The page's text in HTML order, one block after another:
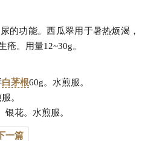
的功能。西瓜翠用于暑热烦渴，
疮。用量12~30g。
白茅根60g。水煎服。
。
花。水煎服。
一篇